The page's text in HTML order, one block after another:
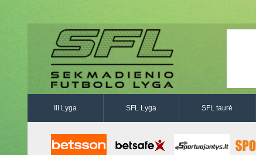
III Lyga SFL Lyga SFL taurė